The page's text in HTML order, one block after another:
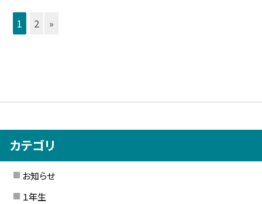
1 2 »
カテゴリ
お知らせ
１年生